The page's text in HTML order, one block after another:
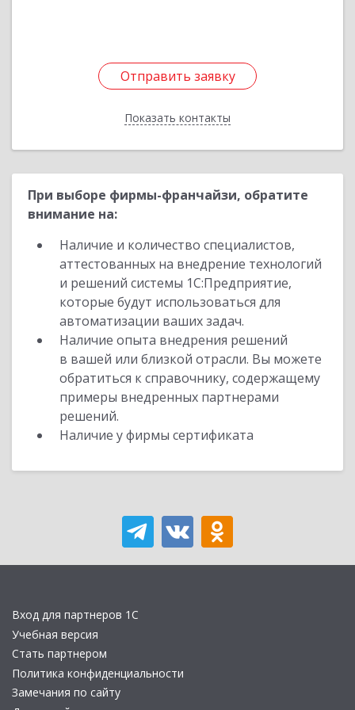
Отправить заявку
Показать контакты
Отправить заявку
Назад
При выборе фирмы-франчайзи, обратите
внимание на:
Наличие и количество специалистов,
аттестованных на внедрение технологий
и решений системы 1С:Предприятие,
которые будут использоваться для
автоматизации ваших задач.
Наличие опыта внедрения решений
в вашей или близкой отрасли. Вы можете
обратиться к справочнику, содержащему
примеры внедренных партнерами
решений.
Наличие у фирмы сертификата
Вход для партнеров 1С
Учебная версия
Стать партнером
Политика конфиденциальности
Замечания по сайту